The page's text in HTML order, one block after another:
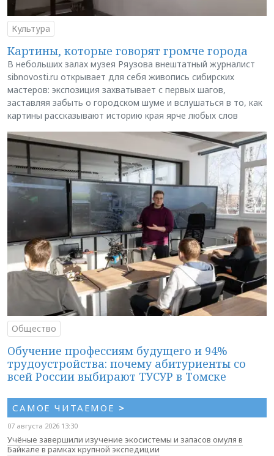
Культура
Картины, которые говорят громче города
В небольших залах музея Ряузова внештатный журналист
sibnovosti.ru открывает для себя живопись сибирских
мастеров: экспозиция захватывает с первых шагов,
заставляя забыть о городском шуме и вслушаться в то, как
картины рассказывают историю края ярче любых слов
Общество
Обучение профессиям будущего и 94%
трудоустройства: почему абитуриенты со
всей России выбирают ТУСУР в Томске
САМОЕ ЧИТАЕМОЕ >
07 августа 2026 13:30
Учёные завершили изучение экосистемы и запасов омуля в
Байкале в рамках крупной экспедиции